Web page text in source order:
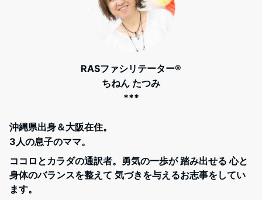
RASファシリテーター®︎
ちねん たつみ
***
沖縄県出身＆大阪在住。
3人の息子のママ。
ココロとカラダの通訳者。勇気の一歩が 踏み出せる 心と
身体のバランスを整えて 気づきを与えるお志事をしてい
ます。